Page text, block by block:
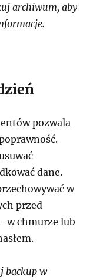
archiwum, aby
pozwala
dane.
w
przed
w chmurze lub
backup w